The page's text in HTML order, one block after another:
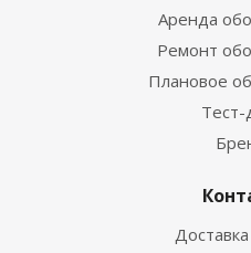
Аренда
Ремонт
Плановое
Тест-